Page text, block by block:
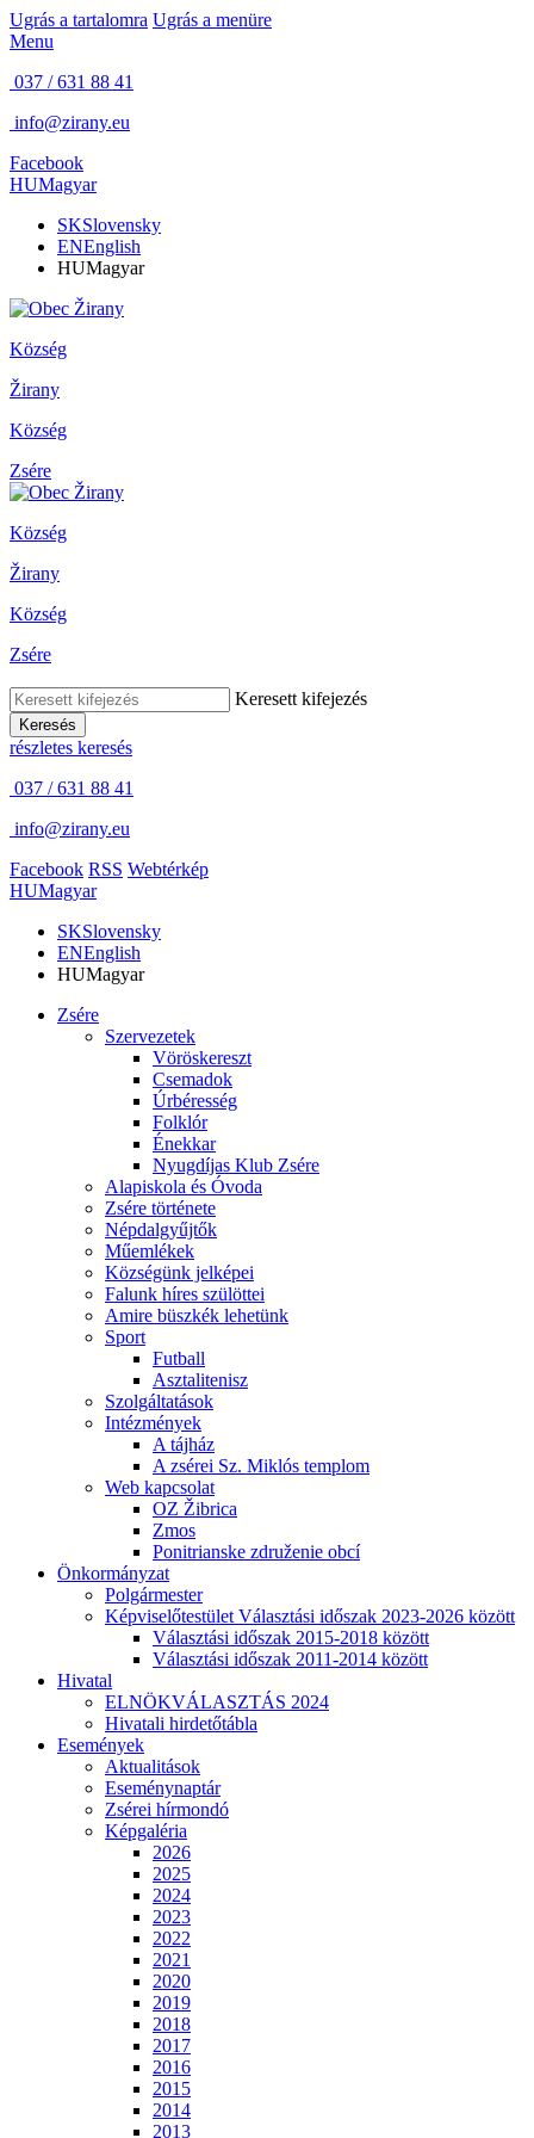
Ugrás a tartalomra Ugrás a menüre
Menu
037 / 631 88 41
info@zirany.eu
Facebook
HUMagyar
SKSlovensky
ENEnglish
HUMagyar
Község
Žirany
Község
Zsére
Község
Žirany
Község
Zsére
Keresett kifejezés
Keresés
részletes keresés
037 / 631 88 41
info@zirany.eu
Facebook RSS Webtérkép
HUMagyar
SKSlovensky
ENEnglish
HUMagyar
Zsére
Szervezetek
Vöröskereszt
Csemadok
Úrbéresség
Folklór
Énekkar
Nyugdíjas Klub Zsére
Alapiskola és Óvoda
Zsére története
Népdalgyűjtők
Műemlékek
Községünk jelképei
Falunk híres szülöttei
Amire büszkék lehetünk
Sport
Futball
Asztalitenisz
Szolgáltatások
Intézmények
A tájház
A zsérei Sz. Miklós templom
Web kapcsolat
OZ Žibrica
Zmos
Ponitrianske združenie obcí
Önkormányzat
Polgármester
Képviselőtestület Választási időszak 2023-2026 között
Választási időszak 2015-2018 között
Választási időszak 2011-2014 között
Hivatal
ELNÖKVÁLASZTÁS 2024
Hivatali hirdetőtábla
Események
Aktualitások
Eseménynaptár
Zsérei hírmondó
Képgaléria
2026
2025
2024
2023
2022
2021
2020
2019
2018
2017
2016
2015
2014
2013